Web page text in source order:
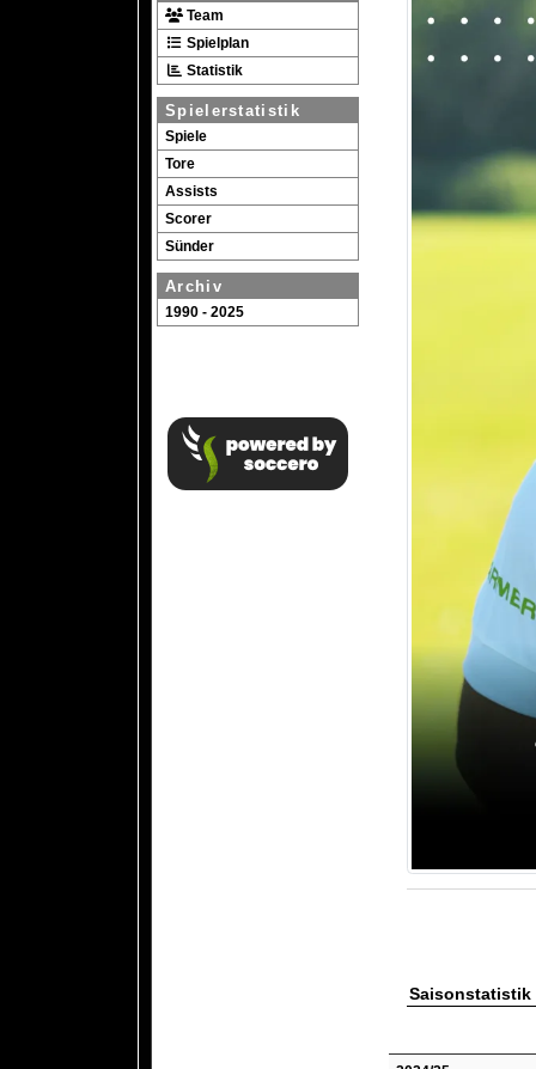
Team
Spielplan
Statistik
Spielerstatistik
Spiele
Tore
Assists
Scorer
Sünder
Archiv
1990 - 2025
Saisonstatistik